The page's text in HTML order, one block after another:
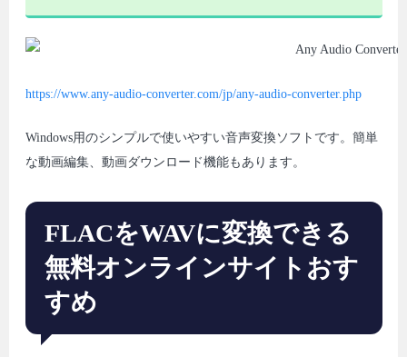
https://www.any-audio-converter.com/jp/any-audio-converter.php
Windows用のシンプルで使いやすい音声変換ソフトです。簡単
な動画編集、動画ダウンロード機能もあります。
FLACをWAVに変換できる
無料オンラインサイトおす
すめ